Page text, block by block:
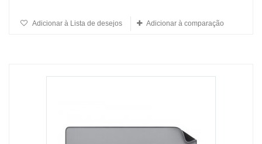
Adicionar à Lista de desejos Adicionar à comparação